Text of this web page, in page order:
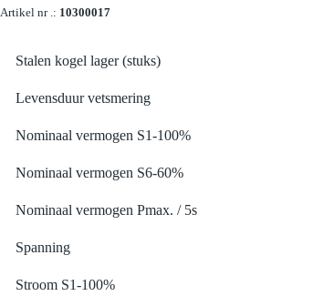
Artikel nr .: 10300017
Stalen kogel lager (stuks)
Levensduur vetsmering
Nominaal vermogen S1-100%
Nominaal vermogen S6-60%
Nominaal vermogen Pmax. / 5s
Spanning
Stroom S1-100%